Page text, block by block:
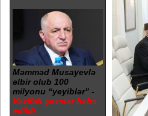
Məmməd Musayevlə
əlbir olub 100
milyonu “yeyiblər” -
Vəzifəli şəxslər həbs
edildi